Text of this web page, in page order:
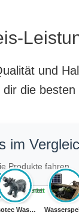
und
die
im
Produkte fahren.
bewertet
bewertet
gut bewertet
bewertet
esotec Wassersp...
Pontec PondoFal... esotec Wassersp...